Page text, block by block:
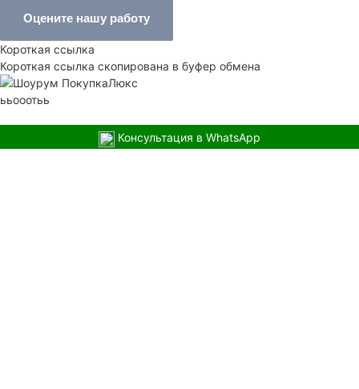
Оцените нашу работу
Короткая ссылка
Короткая ссылка скопирована в буфер обмена
ььооотьь
Консультация в WhatsApp